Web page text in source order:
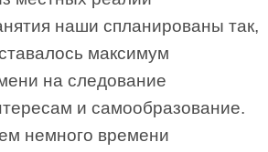
наши спланированы так,
максимум
на следование
и самообразование.
немного времени